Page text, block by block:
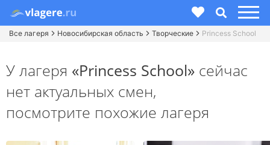
Все лагеря Новосибирская область Творческие Princess School
У лагеря «Princess School» сейчас
нет актуальных смен,
посмотрите похожие лагеря